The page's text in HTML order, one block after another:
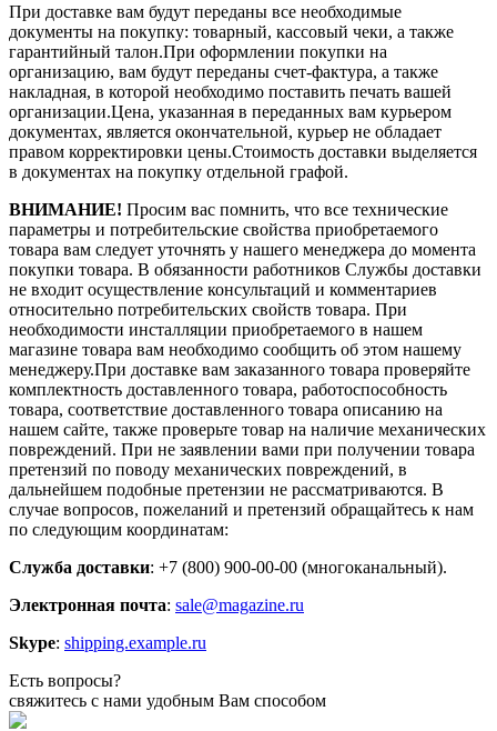
При доставке вам будут переданы все необходимые
документы на покупку: товарный, кассовый чеки, а также
гарантийный талон.При оформлении покупки на
организацию, вам будут переданы счет-фактура, а также
накладная, в которой необходимо поставить печать вашей
организации.Цена, указанная в переданных вам курьером
документах, является окончательной, курьер не обладает
правом корректировки цены.Стоимость доставки выделяется
в документах на покупку отдельной графой.
ВНИМАНИЕ! Просим вас помнить, что все технические
параметры и потребительские свойства приобретаемого
товара вам следует уточнять у нашего менеджера до момента
покупки товара. В обязанности работников Службы доставки
не входит осуществление консультаций и комментариев
относительно потребительских свойств товара. При
необходимости инсталляции приобретаемого в нашем
магазине товара вам необходимо сообщить об этом нашему
менеджеру.При доставке вам заказанного товара проверяйте
комплектность доставленного товара, работоспособность
товара, соответствие доставленного товара описанию на
нашем сайте, также проверьте товар на наличие механических
повреждений. При не заявлении вами при получении товара
претензий по поводу механических повреждений, в
дальнейшем подобные претензии не рассматриваются. В
случае вопросов, пожеланий и претензий обращайтесь к нам
по следующим координатам:
Служба доставки: +7 (800) 900-00-00 (многоканальный).
Электронная почта: sale@magazine.ru
Skype: shipping.example.ru
Есть вопросы?
свяжитесь с нами удобным Вам способом